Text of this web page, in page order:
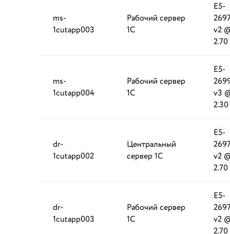
ms-
1cutapp003
Рабочий сервер
1С
E5-
v2
2.70
ms-
1cutapp004
Рабочий сервер
1С
E5-
v3
2.30
dr-
1cutapp002
Центральный
сервер 1С
E5-
v2
2.70
dr-
1cutapp003
Рабочий сервер
1С
E5-
v2
2.70